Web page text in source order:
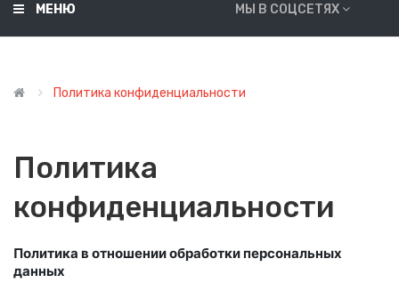
МЫ В СОЦСЕТЯХ
МЕНЮ
Политика конфиденциальности
Политика
конфиденциальности
Политика в отношении обработки персональных
данных